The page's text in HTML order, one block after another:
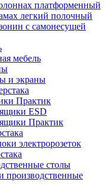
платформенный
легкий полочный
с самонесущей
мебель
и экраны
Практик
ESD
Практик
электророзеток
столы
производственные